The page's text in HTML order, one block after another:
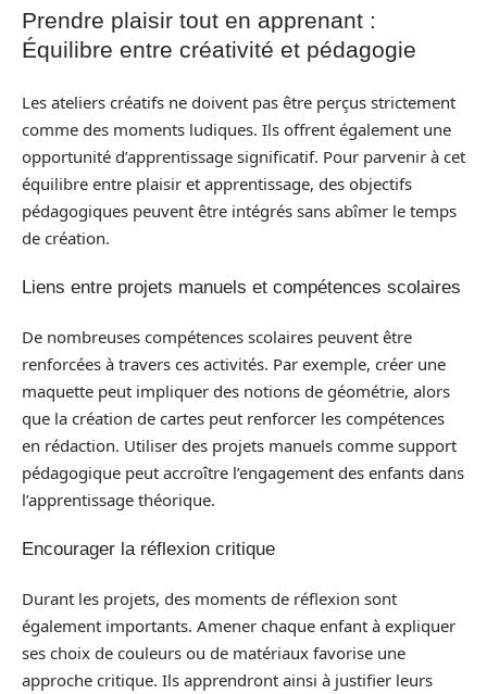
Prendre plaisir tout en apprenant :
Équilibre entre créativité et pédagogie
Les ateliers créatifs ne doivent pas être perçus strictement
comme des moments ludiques. Ils offrent également une
opportunité d’apprentissage significatif. Pour parvenir à cet
équilibre entre plaisir et apprentissage, des objectifs
pédagogiques peuvent être intégrés sans abîmer le temps
de création.
Liens entre projets manuels et compétences scolaires
De nombreuses compétences scolaires peuvent être
renforcées à travers ces activités. Par exemple, créer une
maquette peut impliquer des notions de géométrie, alors
que la création de cartes peut renforcer les compétences
en rédaction. Utiliser des projets manuels comme support
pédagogique peut accroître l’engagement des enfants dans
l’apprentissage théorique.
Encourager la réflexion critique
Durant les projets, des moments de réflexion sont
également importants. Amener chaque enfant à expliquer
ses choix de couleurs ou de matériaux favorise une
approche critique. Ils apprendront ainsi à justifier leurs